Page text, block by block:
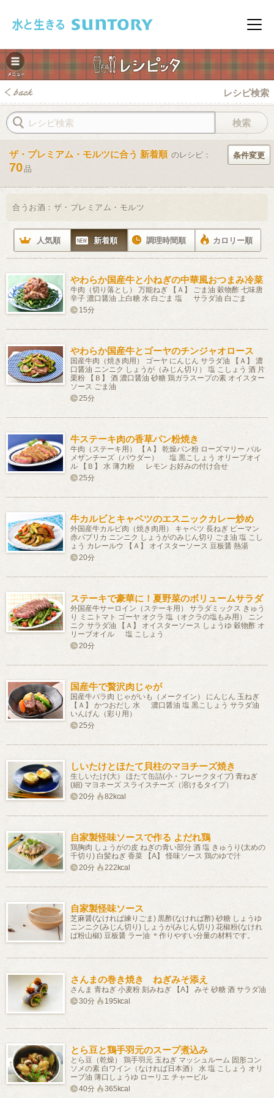
メニ
レシピ
レシピ検索
ザ・プレミアム・モルツに合う 新着順 のレシピ：
70品
条件変更
合うお酒： ザ・プレミアム・モルツ
人気順 新着順 調理時間順 カロリー順
やわらか国産牛と小ねぎの中華風おつまみ冷菜
牛肉（切り落とし） 万能ねぎ 【Ａ】 ごま油 穀物酢 七味唐
辛子 濃口醤油 上白糖 水 白ごま 塩 サラダ油 白ごま
15分
やわらか国産牛とゴーヤのチンジャオロース
国産牛肉（焼き肉用） ゴーヤ にんじん サラダ油 【Ａ】 濃
口醤油 ニンニク しょうが（みじん切り） 塩 こしょう 酒 片
栗粉 【Ｂ】 酒 濃口醤油 砂糖 鶏ガラスープの素 オイスター
ソース ごま油
25分
牛ステーキ肉の香草パン粉焼き
牛肉（ステーキ用） 【Ａ】 乾燥パン粉 ローズマリー パル
メザンチーズ（パウダー） 塩 黒こしょう オリーブオイ
ル 【Ｂ】 水 薄力粉 レモン お好みの付け合せ
25分
牛カルビとキャベツのエスニックカレー炒め
外国産牛カルビ肉（焼き肉用） キャベツ 長ねぎ ピーマン
赤パプリカ ニンニク しょうがのみじん切り ごま油 塩 こし
ょう カレールウ 【Ａ】 オイスターソース 豆板醤 熱湯
20分
ステーキで豪華に！夏野菜のボリュームサラダ
外国産牛サーロイン（ステーキ用） サラダミックス きゅう
り ミニトマト ゴーヤ オクラ 塩（オクラの塩もみ用） ニン
ニク サラダ油 【Ａ】 オイスターソース しょうゆ 穀物酢 オ
リーブオイル 塩 こしょう
20分
国産牛で贅沢肉じゃが
国産牛バラ肉 じゃがいも（メークイン） にんじん 玉ねぎ
【Ａ】 かつおだし 水 濃口醤油 塩 黒こしょう サラダ油
いんげん（彩り用）
25分
しいたけとほたて貝柱のマヨチーズ焼き
生しいたけ(大） ほたて缶詰(小・フレークタイプ) 青ねぎ
(細) マヨネーズ スライスチーズ（溶けるタイプ）
20分
82kcal
自家製怪味ソースで作る よだれ鶏
鶏胸肉 しょうがの皮 ねぎの青い部分 酒 塩 きゅうり(太めの
千切り) 白髪ねぎ 香菜 【A】 怪味ソース 鶏のゆで汁
20分
222kcal
自家製怪味ソース
芝麻醤(なければ練りごま) 黒酢(なければ酢) 砂糖 しょうゆ
ニンニク(みじん切り) しょうが(みじん切り) 花椒粉(なけれ
ば粉山椒) 豆板醤 ラー油 ＊作りやすい分量の材料です。
さんまの巻き焼き ねぎみそ添え
さんま 青ねぎ 小麦粉 刻みねぎ 【A】 みそ 砂糖 酒 サラダ油
30分
195kcal
とら豆と鶏手羽元のスープ煮込み
とら豆（乾燥） 鶏手羽元 玉ねぎ マッシュルーム 固形コン
ソメの素 白ワイン（なければ日本酒） 水 塩 こしょう オリ
ーブ油 薄口しょうゆ ローリエ チャービル
40分
365kcal